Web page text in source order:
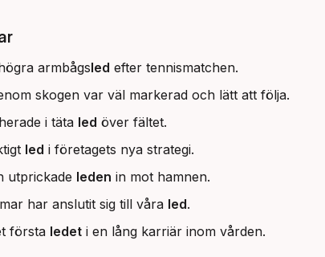
armbågsled efter tennismatchen.
skogen var väl markerad och lätt att följa.
i täta led över fältet.
led i företagets nya strategi.
utprickade leden in mot hamnen.
har anslutit sig till våra led.
första ledet i en lång karriär inom vården.